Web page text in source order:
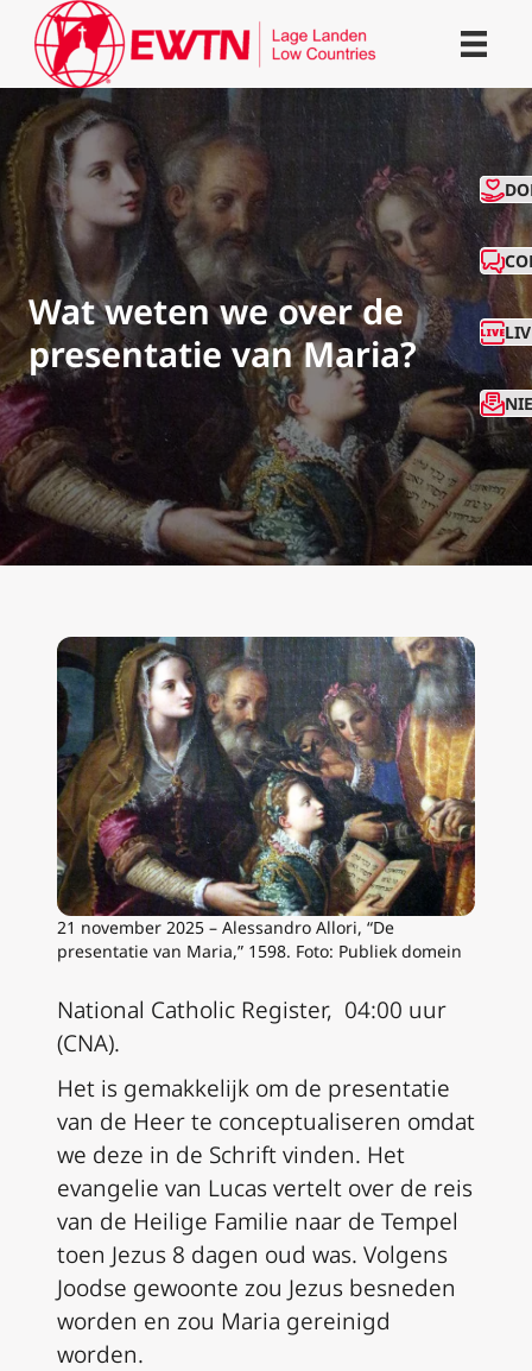
Wat weten we over de
presentatie van Maria?
21 november 2025 – Alessandro Allori, “De
presentatie van Maria,” 1598. Foto: Publiek domein
National Catholic Register, 04:00 uur
(CNA).
Het is gemakkelijk om de presentatie
van de Heer te conceptualiseren omdat
we deze in de Schrift vinden. Het
evangelie van Lucas vertelt over de reis
van de Heilige Familie naar de Tempel
toen Jezus 8 dagen oud was. Volgens
Joodse gewoonte zou Jezus besneden
worden en zou Maria gereinigd
worden.